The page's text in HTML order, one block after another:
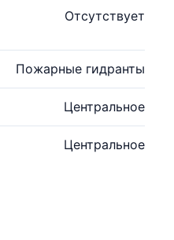
Отсутствует
Пожарные гидранты
Центральное
Центральное